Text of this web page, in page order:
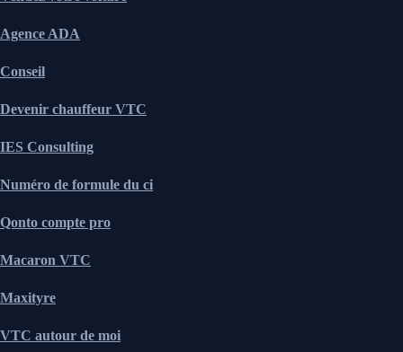
Agence ADA
Conseil
Devenir chauffeur VTC
IES Consulting
Numéro de formule du ci
Qonto compte pro
Macaron VTC
Maxityre
VTC autour de moi